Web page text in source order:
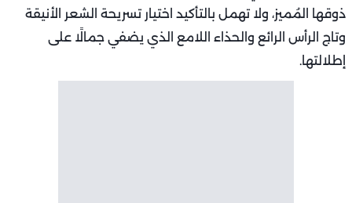
ذوقها المُميز، ولا تهمل بالتأكيد اختيار تسريحة الشعر الأنيقة
وتاج الرأس الرائع والحذاء اللامع الذي يضفي جمالًا على
إطلالتها.